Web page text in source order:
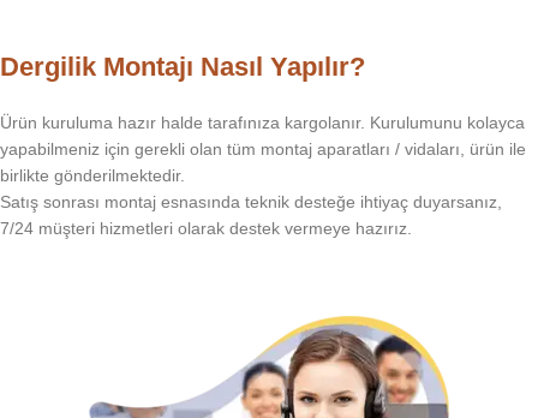
Dergilik Montajı Nasıl Yapılır?
Ürün kuruluma hazır halde tarafınıza kargolanır. Kurulumunu kolayca
yapabilmeniz için gerekli olan tüm montaj aparatları / vidaları, ürün ile
birlikte gönderilmektedir.
Satış sonrası montaj esnasında teknik desteğe ihtiyaç duyarsanız,
7/24 müşteri hizmetleri olarak destek vermeye hazırız.